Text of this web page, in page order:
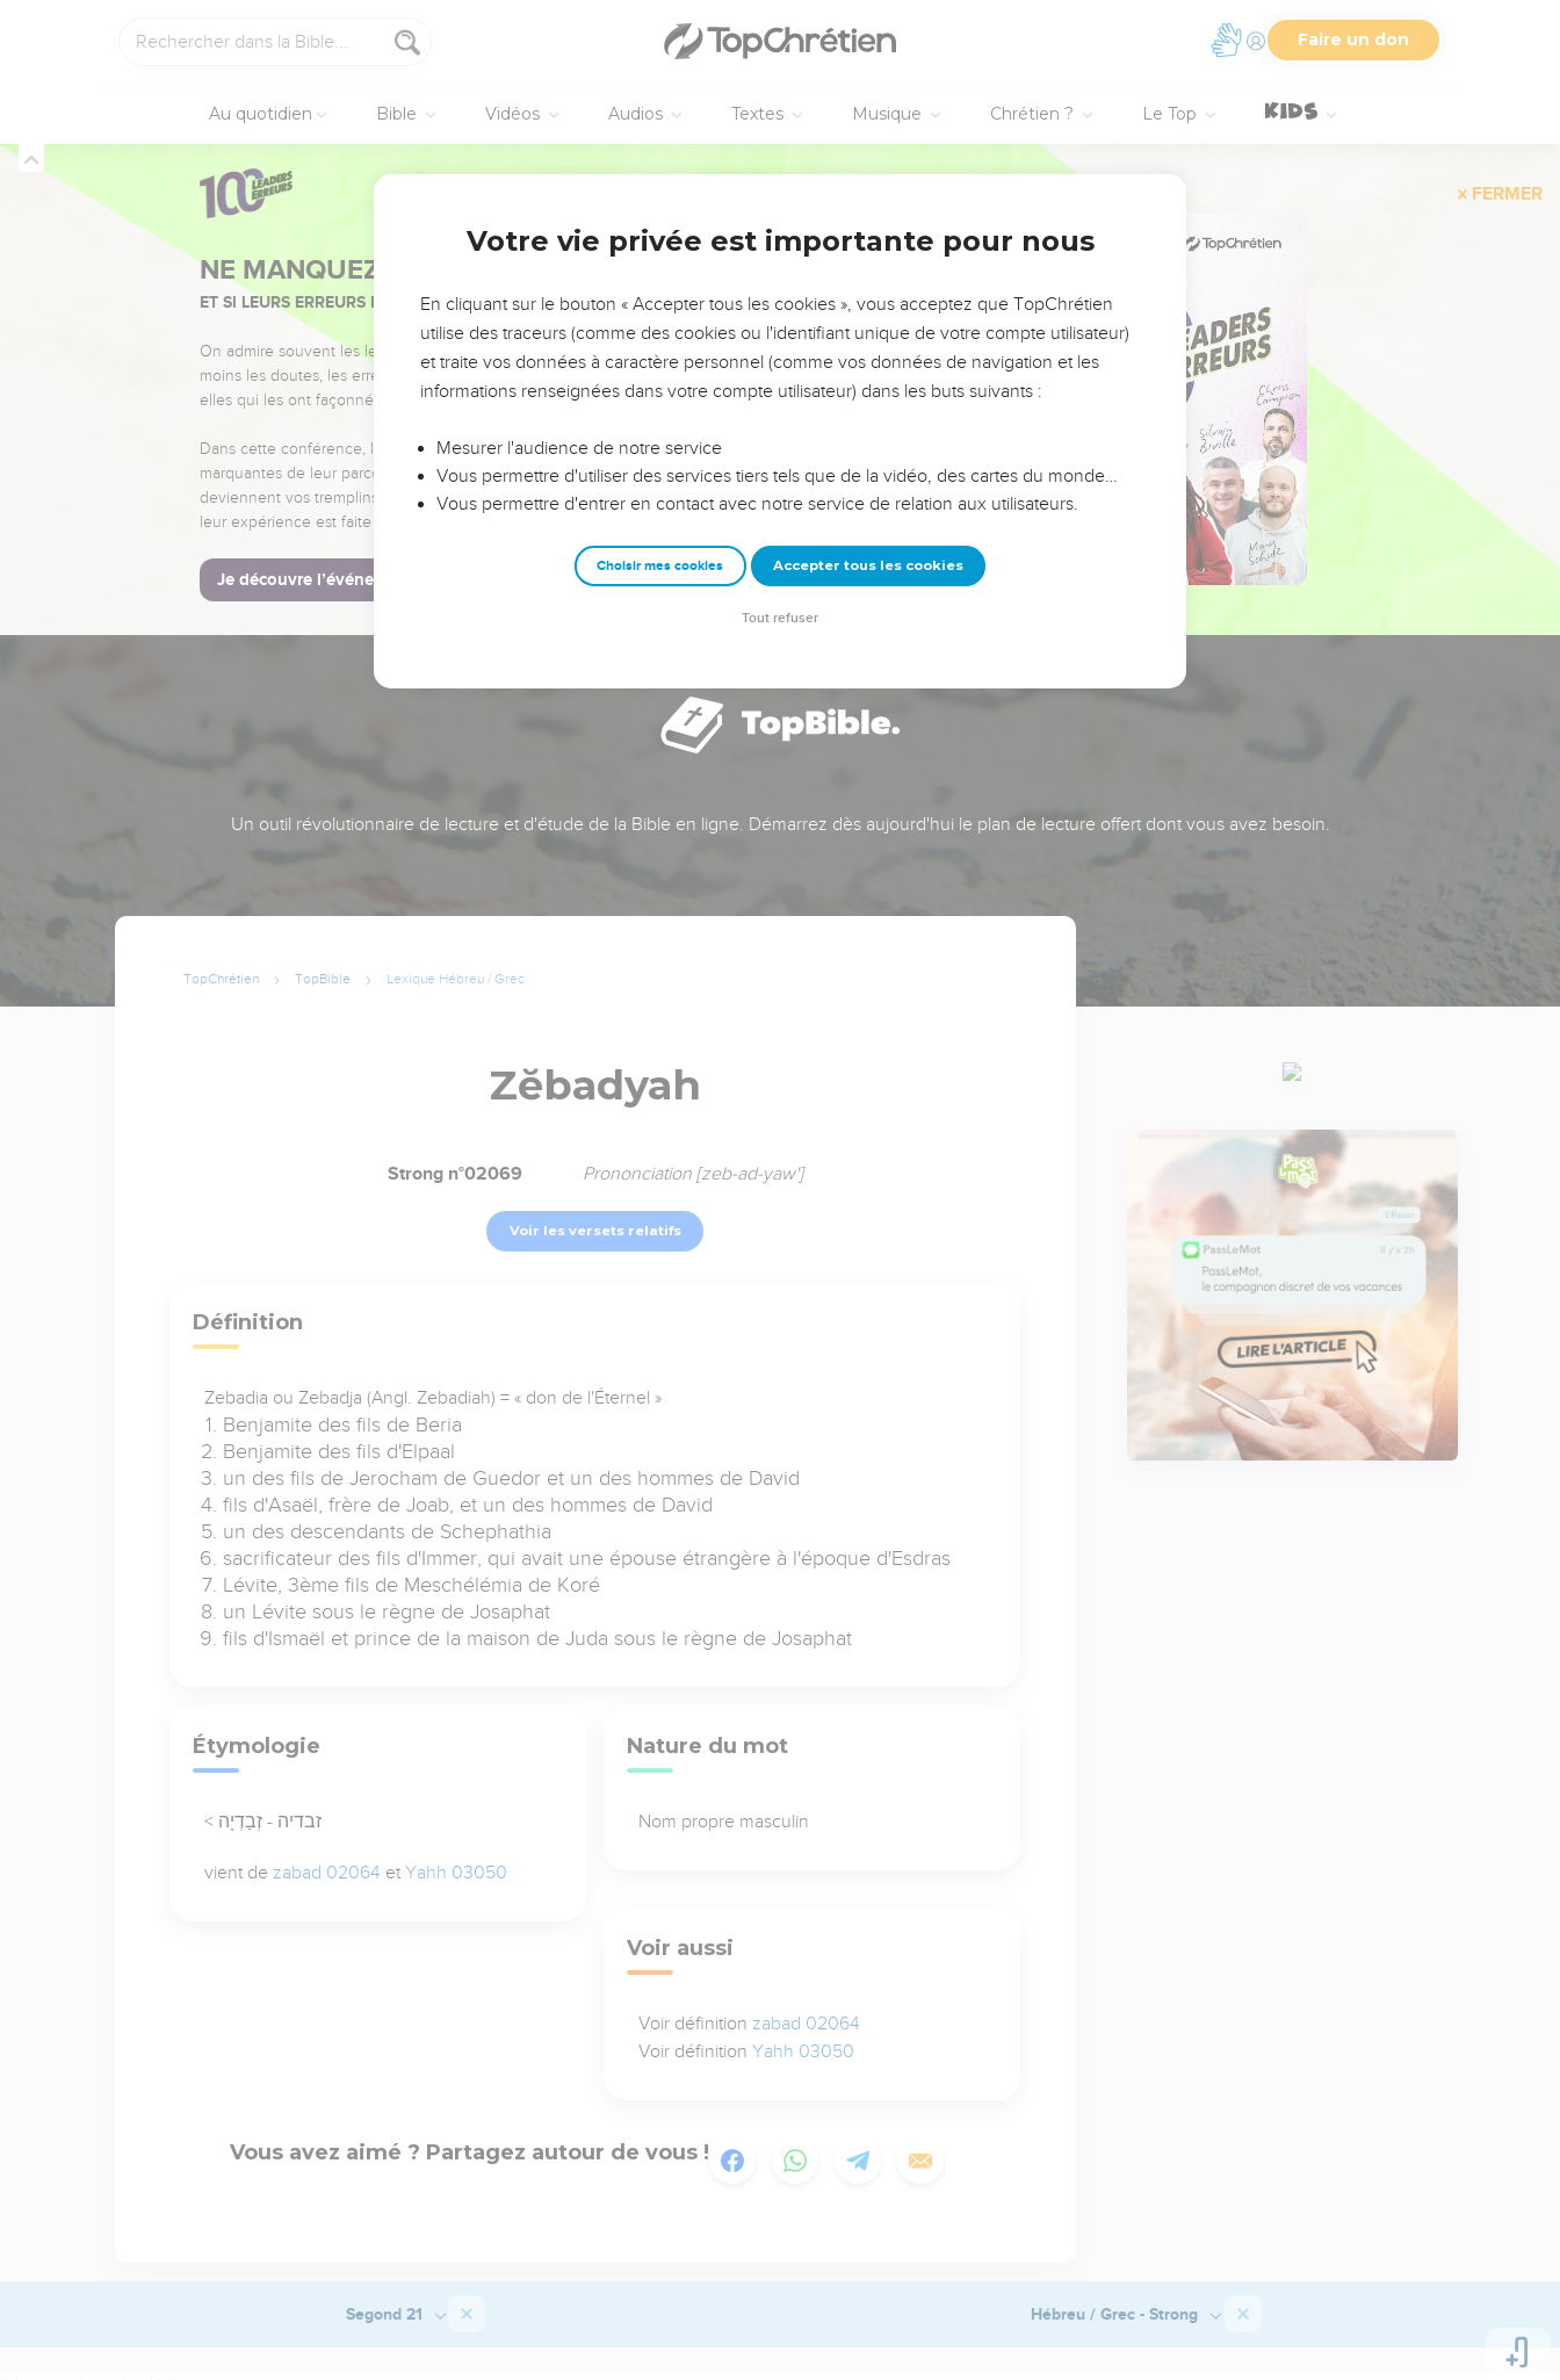
Faire un don
Au quotidien Bible Vidéos Audios Textes Musique Chrétien ? Le Top
FERMER
NE MANQUEZ PAS L’ÉVÉNEMENT DE L’ANNÉE !
ET SI LEURS ERREURS POUVAIENT VOUS ÉVITER LES VOTRES ?
On admire souvent les leaders pour leurs réussites, leur impact, leur foi ou leur vision. Mais on voit
moins les doutes, les erreurs et les saisons difficiles qu'ils ont traversés, alors même que ce sont
elles qui les ont façonnés.
Dans cette conférence, leaders, entrepreneurs, et responsables reviennent sur les erreurs
marquantes de leur parcours et les clés pour avancer avec plus de sagesse afin que leurs erreurs
deviennent vos tremplins. Que vous guidiez un ministère, une équipe, un groupe ou une famille,
leur expérience est faite pour vous.
Je découvre l’événement
Un outil révolutionnaire de lecture et d'étude de la Bible en ligne. Démarrez dès aujourd'hui le plan de lecture offert dont vous avez besoin.
TopChrétien TopBible Lexique Hébreu / Grec
Zĕbadyah
Strong n°02069 Prononciation [zeb-ad-yaw']
Voir les versets relatifs
Définition
Zebadia ou Zebadja (Angl. Zebadiah) = « don de l'Éternel »
Benjamite des fils de Beria
Benjamite des fils d'Elpaal
un des fils de Jerocham de Guedor et un des hommes de David
fils d'Asaël, frère de Joab, et un des hommes de David
un des descendants de Schephathia
sacrificateur des fils d'Immer, qui avait une épouse étrangère à l'époque d'Esdras
Lévite, 3ème fils de Meschélémia de Koré
un Lévite sous le règne de Josaphat
fils d'Ismaël et prince de la maison de Juda sous le règne de Josaphat
Étymologie
< זבדיה - זְבַדְיָה
vient de zabad 02064 et Yahh 03050
Nature du mot
Nom propre masculin
Voir aussi
Voir définition zabad 02064
Voir définition Yahh 03050
Vous avez aimé ? Partagez autour de vous !
Segond 21 Hébreu / Grec - Strong
Votre vie privée est importante pour nous
En cliquant sur le bouton « Accepter tous les cookies », vous acceptez que TopChrétien
utilise des traceurs (comme des cookies ou l'identifiant unique de votre compte utilisateur)
et traite vos données à caractère personnel (comme vos données de navigation et les
informations renseignées dans votre compte utilisateur) dans les buts suivants :
Mesurer l'audience de notre service
Vous permettre d'utiliser des services tiers tels que de la vidéo, des cartes du monde…
Vous permettre d'entrer en contact avec notre service de relation aux utilisateurs.
Choisir mes cookies Accepter tous les cookies
Tout refuser